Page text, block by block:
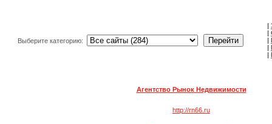
Выберите категорию:
|
|
|
|
|
Агентство Рынок Недвижимости
http://rn66.ru